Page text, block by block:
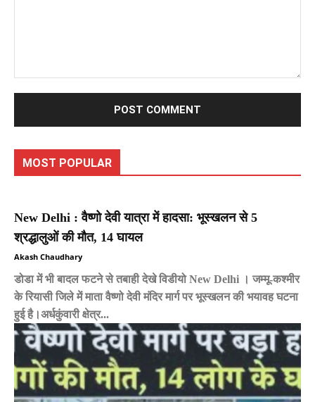
MOST POPULAR
New Delhi : वैष्णो देवी यात्रा में हादसा: भूस्खलन से 5
श्रद्धालुओं की मौत, 14 घायल
Akash Chaudhary
डोडा में भी बादल फटने से तबाही देखे विडीयो New Delhi । जम्मू-कश्मीर
के रियासी जिले में माता वैष्णो देवी मंदिर मार्ग पर भूस्खलन की भयावह घटना
हुई है।अर्धकुंवारी क्षेत्र...